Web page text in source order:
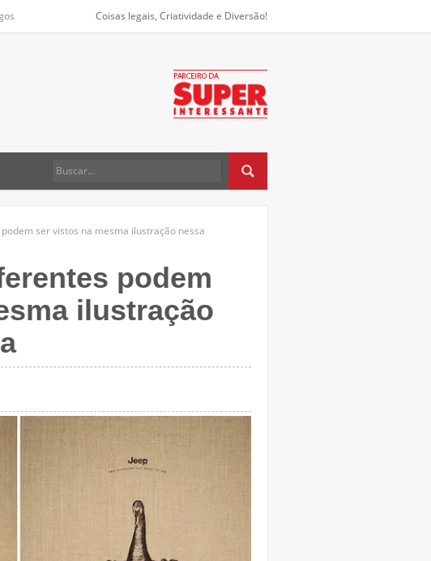
Coisas legais, Criatividade e Diversão!
ser vistos na mesma ilustração nessa
podem
ilustração